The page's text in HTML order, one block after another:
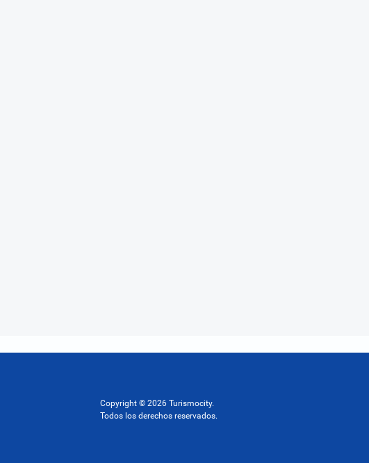
Copyright © 2026 Turismocity.
Todos los derechos reservados.